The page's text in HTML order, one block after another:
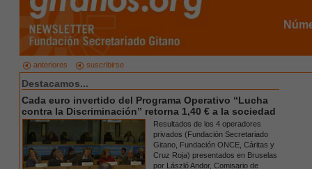
anteriores suscribirse
Destacamos...
Cada euro invertido del Programa Operativo “Lucha
contra la Discriminación” retorna 1,40 € a la sociedad
Resultados de los 4 operadores
privados ( Fundación Secretariado
Gitano, Fundación ONCE, Cáritas y
Cruz Roja) presentados en Bruselas
por László Andor, Comisario de